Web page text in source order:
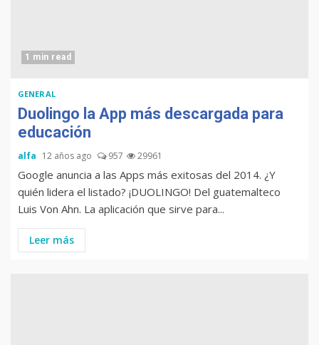
1 min read
GENERAL
Duolingo la App más descargada para
educación
alfa 12 años ago 957 29961
Google anuncia a las Apps más exitosas del 2014. ¿Y
quién lidera el listado? ¡DUOLINGO! Del guatemalteco
Luis Von Ahn. La aplicación que sirve para...
Leer más